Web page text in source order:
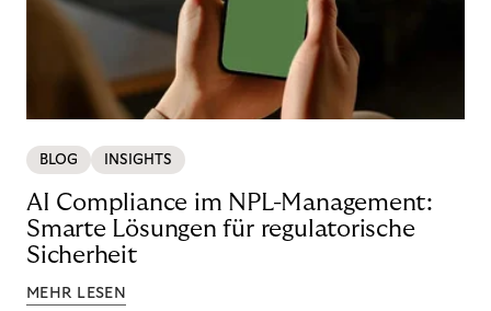
BLOG INSIGHTS
AI Compliance im NPL-Management:
Smarte Lösungen für regulatorische
Sicherheit
MEHR LESEN